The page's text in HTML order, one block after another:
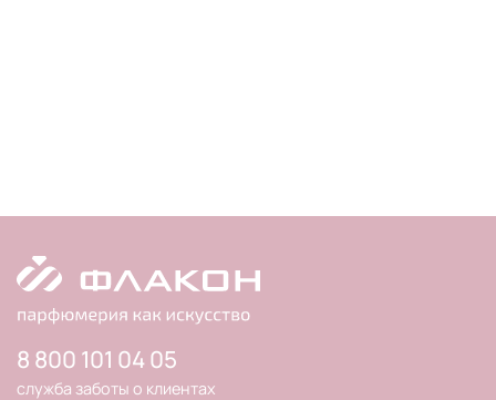
8 800 101 04 05
служба заботы о клиентах